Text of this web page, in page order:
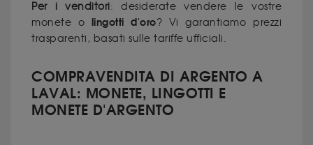
Per i venditori: desiderate vendere le vostre
monete o
lingotti d'oro? Vi garantiamo prezzi
trasparenti, basati sulle tariffe ufficiali.
COMPRAVENDITA DI ARGENTO A
LAVAL: MONETE, LINGOTTI E
MONETE D'ARGENTO